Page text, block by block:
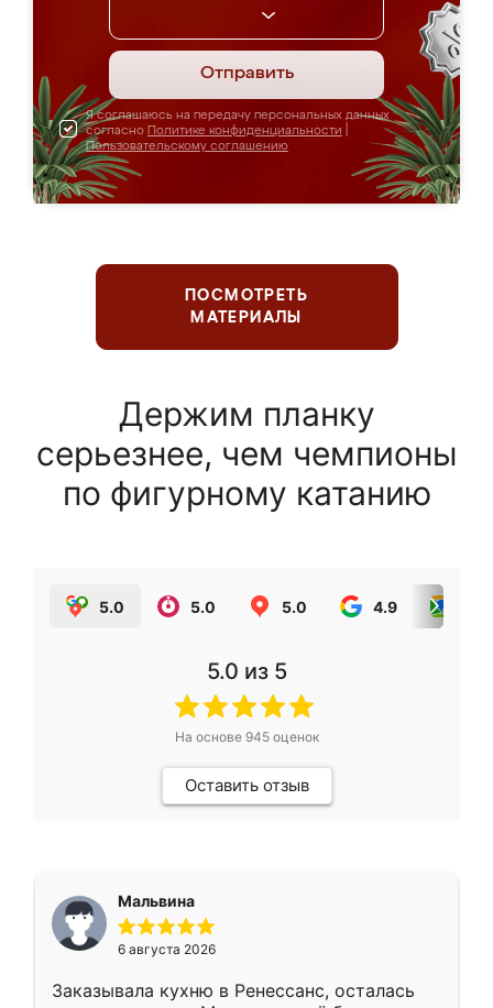
Отправить
Я соглашаюсь на передачу персональных данных
согласно Политике конфиденциальности
Пользовательскому соглашению
ПОСМОТРЕТЬ
МАТЕРИАЛЫ
Держим планку
серьезнее, чем чемпионы
по фигурному катанию
5.0 5.0 5.0 4.9
5.0 из 5
На основе 945оценок
Оставить отзыв
Мальвина
6 августа 2026
Заказывала кухню в Ренессанс, осталась